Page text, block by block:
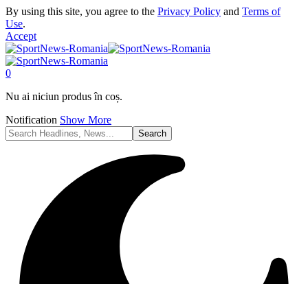
By using this site, you agree to the Privacy Policy and Terms of
Use.
Accept
0
Nu ai niciun produs în coș.
Notification Show More